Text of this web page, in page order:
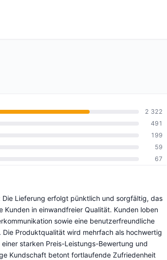
2 322
491
199
59
67
Lieferung erfolgt pünktlich und sorgfältig, das
in einwandfreier Qualität. Kunden loben
sowie eine benutzerfreundliche
Produktqualität wird mehrfach als hochwertig
starken Preis-Leistungs-Bewertung und
Kundschaft betont fortlaufende Zufriedenheit